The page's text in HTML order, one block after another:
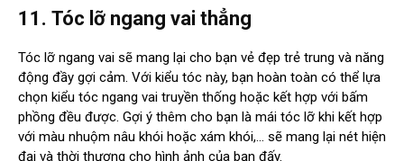
11. Tóc lỡ ngang vai thẳng
Tóc lỡ ngang vai sẽ mang lại cho bạn vẻ đẹp trẻ trung và năng
động đầy gợi cảm. Với kiểu tóc này, bạn hoàn toàn có thể lựa
chọn kiểu tóc ngang vai truyền thống hoặc kết hợp với bấm
phồng đều được. Gợi ý thêm cho bạn là mái tóc lỡ khi kết hợp
với màu nhuộm nâu khói hoặc xám khói,… sẽ mang lại nét hiện
đại và thời thượng cho hình ảnh của bạn đấy.